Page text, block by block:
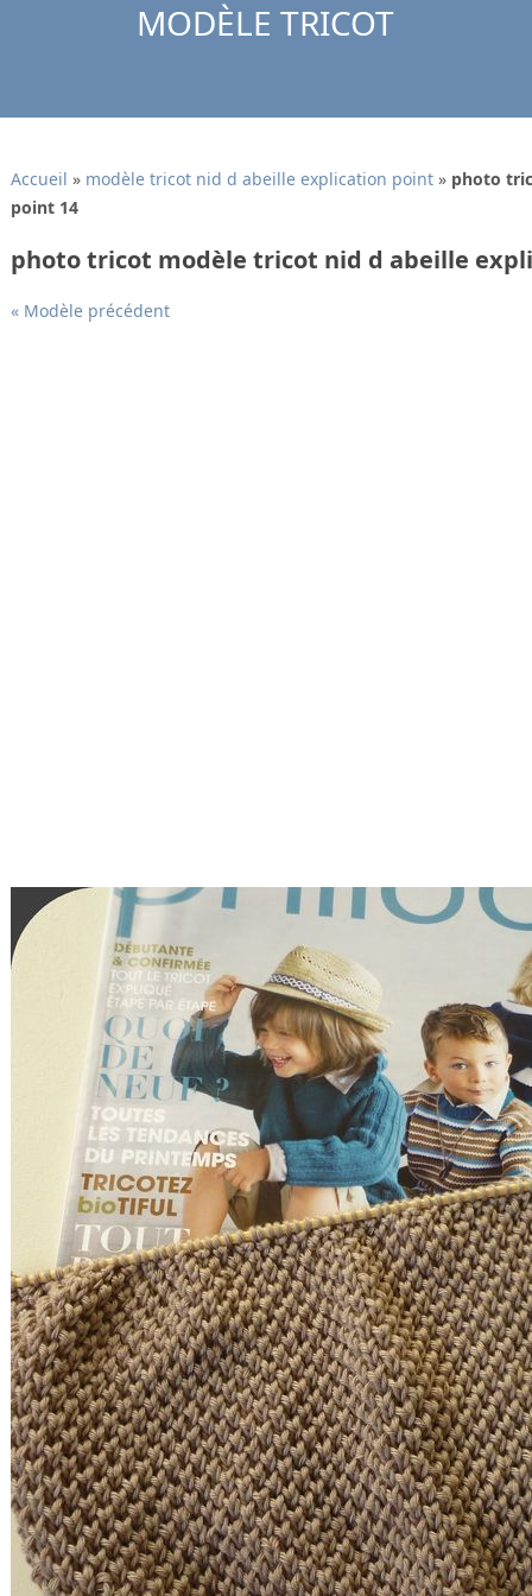
MODÈLE TRICOT
Accueil » modèle tricot nid d abeille explication point» photo
point 14
photo tricot modèle tricot nid d abeille
« Modèle précédent